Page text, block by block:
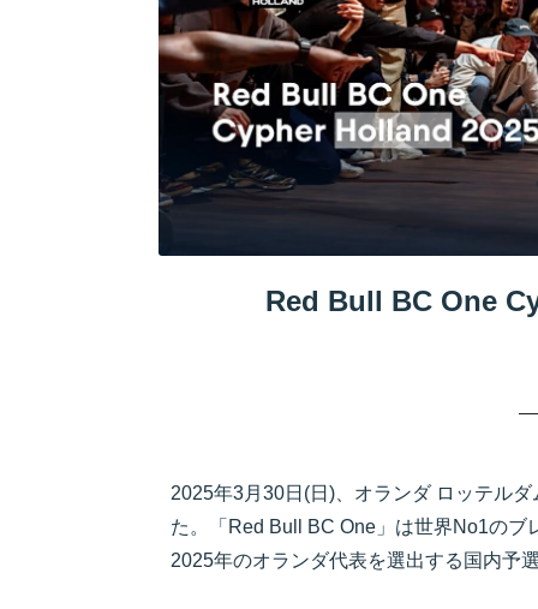
Red Bull BC One
2025年3月30日(日)、オランダ ロッテル
た。「Red Bull BC One」は世界No1の
2025年のオランダ代表を選出する国内予